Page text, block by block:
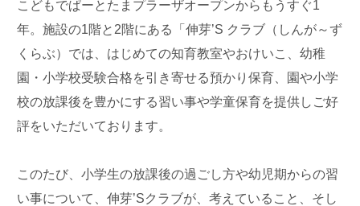
こどもでぱーとたまプラーザオープンからもうすぐ1
年。施設の1階と2階にある「伸芽’S クラブ（しんが～ず
くらぶ）では、はじめての知育教室やおけいこ、幼稚
園・小学校受験合格を引き寄せる預かり保育、園や小学
校の放課後を豊かにする習い事や学童保育を提供しご好
評をいただいております。
このたび、小学生の放課後の過ごし方や幼児期からの習
い事について、伸芽’Sクラブが、考えていること、そし